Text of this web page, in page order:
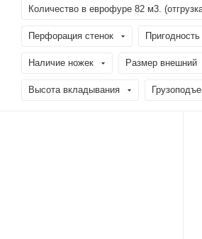
Количество в еврофуре 82 м3.
Перфорация стенок
Наличие ножек Размер внешний
Высота вкладывания